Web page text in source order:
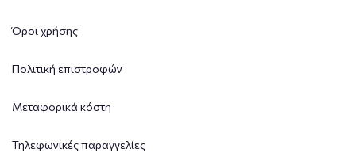
Όροι χρήσης
Πολιτική επιστροφών
Μεταφορικά κόστη
Τηλεφωνικές παραγγελίες